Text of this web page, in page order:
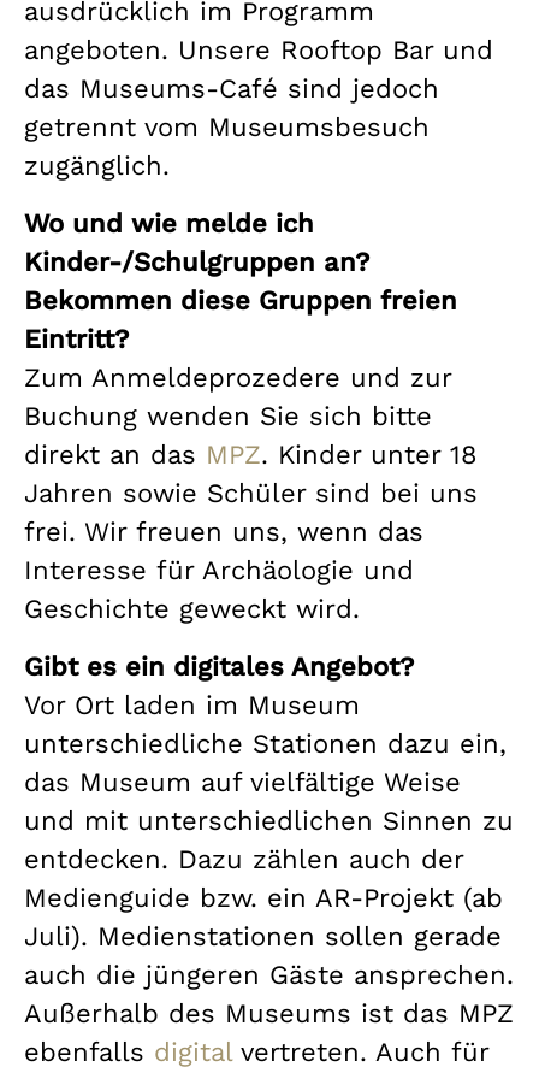
ausdrücklich im Programm
angeboten. Unsere Rooftop Bar und
das Museums-Café sind jedoch
getrennt vom Museumsbesuch
zugänglich.
Wo und wie melde ich
Kinder-/Schulgruppen an?
Bekommen diese Gruppen freien
Eintritt?
Zum Anmeldeprozedere und zur
Buchung wenden Sie sich bitte
direkt an das MPZ. Kinder unter 18
Jahren sowie Schüler sind bei uns
frei. Wir freuen uns, wenn das
Interesse für Archäologie und
Geschichte geweckt wird.
Gibt es ein digitales Angebot?
Vor Ort laden im Museum
unterschiedliche Stationen dazu ein,
das Museum auf vielfältige Weise
und mit unterschiedlichen Sinnen zu
entdecken. Dazu zählen auch der
Medienguide bzw. ein AR-Projekt (ab
Juli). Medienstationen sollen gerade
auch die jüngeren Gäste ansprechen.
Außerhalb des Museums ist das MPZ
ebenfalls digitalvertreten. Auch für